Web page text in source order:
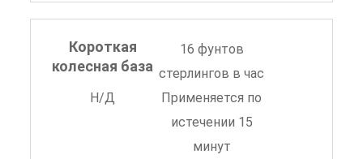
Короткая
колесная база
16 фунтов
стерлингов в час
Н/Д
Применяется по
истечении 15
минут